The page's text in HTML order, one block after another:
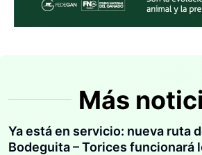
Más
Ya está en servicio: nueva ruta
Bodeguita – Torices funcionará